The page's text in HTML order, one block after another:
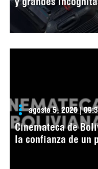
agosto 5, 2026 |
Cinemateca de
la confianza de un